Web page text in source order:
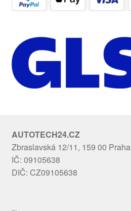
AUTOTECH24.CZ
Zbraslavská 12/11, 159 00 Praha
IČ: 09105638
DIČ: CZ09105638